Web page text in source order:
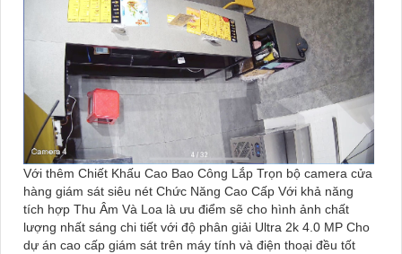
Với thêm Chiết Khấu Cao Bao Công Lắp Trọn bộ camera cửa
hàng giám sát siêu nét Chức Năng Cao Cấp Với khả năng
tích hợp Thu Âm Và Loa là ưu điểm sẽ cho hình ảnh chất
lượng nhất sáng chi tiết với độ phân giải Ultra 2k 4.0 MP Cho
dự án cao cấp giám sát trên máy tính và điện thoại đều tốt